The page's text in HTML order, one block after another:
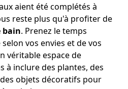
aient été complétés à
reste plus qu'à profiter de
bain. Prenez le temps
vos envies et de vos
véritable espace de
à inclure des plantes, des
objets décoratifs pour